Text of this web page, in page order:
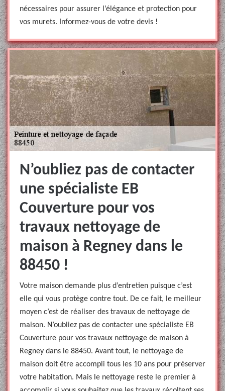
nécessaires pour assurer l’élégance et protection pour
vos murets. Informez-vous de votre devis !
N’oubliez pas de contacter
une spécialiste EB
Couverture pour vos
travaux nettoyage de
maison à Regney dans le
88450 !
Votre maison demande plus d’entretien puisque c’est
elle qui vous protège contre tout. De ce fait, le meilleur
moyen c’est de réaliser des travaux de nettoyage de
maison. N’oubliez pas de contacter une spécialiste EB
Couverture pour vos travaux nettoyage de maison à
Regney dans le 88450. Avant tout, le nettoyage de
maison doit être accompli tous les 10 ans pour préserver
votre habitation. Mais le nettoyage reste le premier à